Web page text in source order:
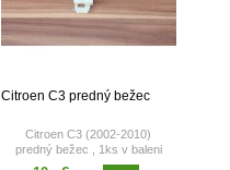
Citroen C3 predný bežec
Citroen C3 (2002-2010)
predný bežec , 1ks v baleni